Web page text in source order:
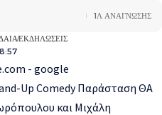
ΕΚΔΗΛΩΣΕΙΣ
1Λ ΑΝΑΓΝΩΣΗΣ
Up Comedy Παράσταση ΘΑ
και Μιχάλη